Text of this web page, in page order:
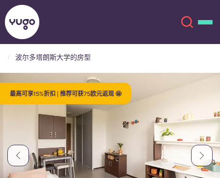
地点
English (GB)
English (US)
Chinese Español
Català Deutsch
波尔多塔朗斯大学的房型
最高可享15%折扣 | 推荐可获75欧元返现 🤩